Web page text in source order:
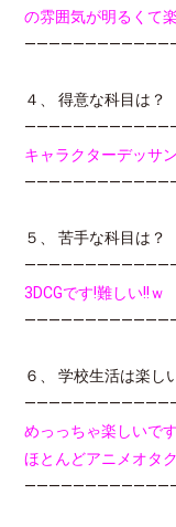
の雰囲気が明るくて
４、 得意な科目は？
キャラクターデッサ
５、 苦手な科目は？
3DCGです!難しい!!ｗ
６、 学校生活は楽し
めっっちゃ楽しいで
ほとんどアニメオタ